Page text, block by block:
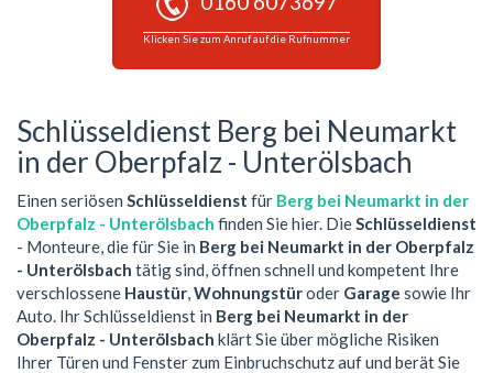
Klicken Sie zum Anruf auf die Rufnummer
Schlüsseldienst Berg bei Neumarkt
in der Oberpfalz - Unterölsbach
Einen seriösen Schlüsseldienst für Berg bei Neumarkt in der
Oberpfalz - Unterölsbach finden Sie hier. DieSchlüsseldienst
- Monteure, die für Sie in Berg bei Neumarkt in der Oberpfalz
- Unterölsbach tätig sind, öffnen schnell und kompetent Ihre
verschlossene Haustür,Wohnungstüroder Garage sowie Ihr
Auto. Ihr Schlüsseldienst in Berg bei Neumarkt in der
Oberpfalz - Unterölsbach klärt Sie über mögliche Risiken
Ihrer Türen und Fenster zum Einbruchschutz auf und berät Sie